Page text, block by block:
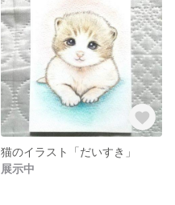
猫のイラスト「だいすき」
展示中